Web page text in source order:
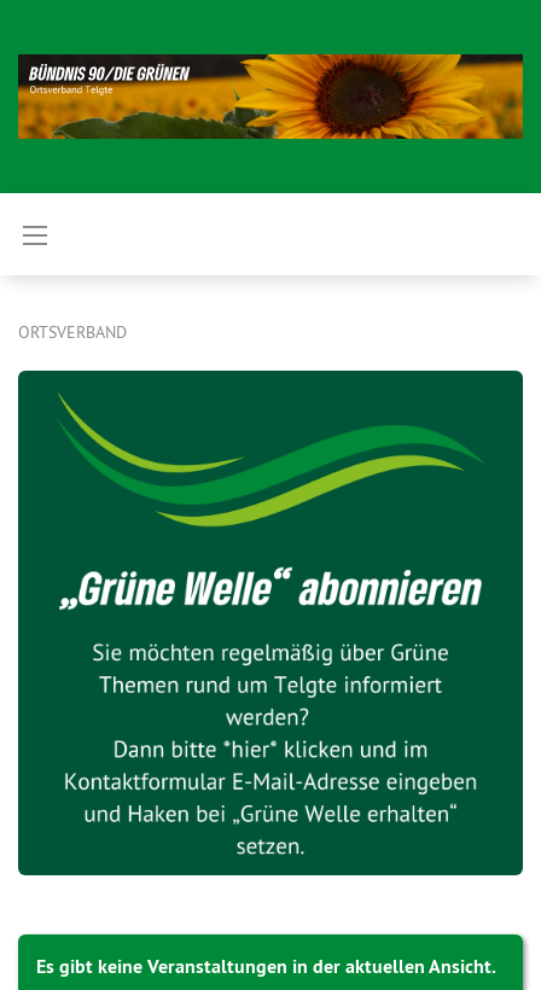
ORTSVERBAND
Es gibt keine Veranstaltungen in der aktuellen Ansicht.